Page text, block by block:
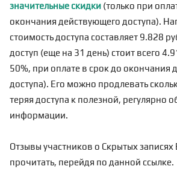
значительные скидки (только при
окончания действующего доступа).
стоимость доступа составляет 9.828
доступ (еще на 31 день) стоит всего
50%, при оплате в срок до окончания
доступа). Его можно продлевать
теряя доступа к полезной, регулярно
информации.
Отзывы участников о Скрытых
прочитать, перейдя по данной ссылке.